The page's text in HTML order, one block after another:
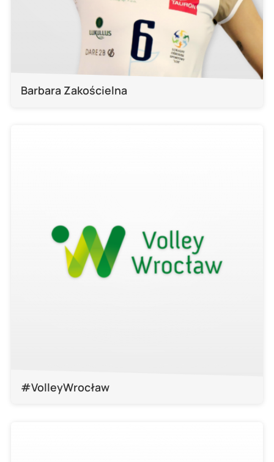
Barbara Zakościelna
#VolleyWrocław